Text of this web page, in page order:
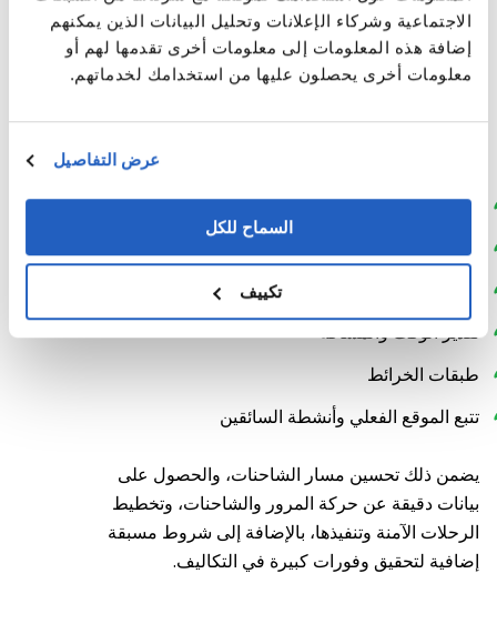
الاجتماعية وشركاء الإعلانات وتحليل البيانات الذين يمكنهم
إضافة هذه المعلومات إلى معلومات أخرى تقدمها لهم أو
معلومات أخرى يحصلون عليها من استخدامك لخدماتهم.
عرض التفاصيل
السماح للكل
تكييف
هذا هو تطبيق TM القياسي لتخطيط النقل. لقد أجرينا تحسينات
على هذا الحل أيضًا.
بالعميل ومساعدتنا أثناء المشروع، تشعر شركة الخدمات
اللوجستية الآن بالقوة الكاملة للوظائف المكتسبة حديثًا:
الترميز الجغرافي
جوروتنغ
تقدير الوقت والمسافة
طبقات الخرائط
تتبع الموقع الفعلي وأنشطة السائقين
يضمن ذلك تحسين مسار الشاحنات، والحصول على
بيانات دقيقة عن حركة المرور والشاحنات، وتخطيط
الرحلات الآمنة وتنفيذها، بالإضافة إلى شروط مسبقة
إضافية لتحقيق وفورات كبيرة في التكاليف.